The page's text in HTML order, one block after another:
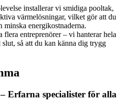
installerar vi smidiga pooltak,
värmelösningar, vilket gör att du
minska energikostnaderna.
entreprenörer – vi hanterar hela
så att du kan känna dig trygg
Erfarna specialister för alla